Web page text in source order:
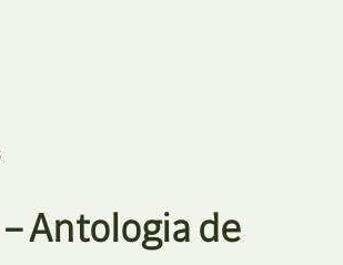
Antologia de